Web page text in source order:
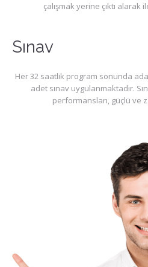
çalışmak yerine çıktı
Sınav
Her 32 saatlik program sonunda
adet sınav uygulanmaktadır.
performansları, güçlü ve